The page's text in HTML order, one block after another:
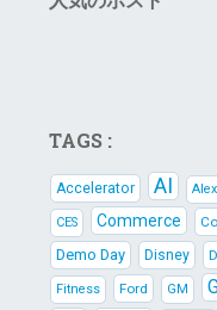
TAGS :
Accelerator AI
CES Commerce
Demo Day
Disney
Fitness Ford GM